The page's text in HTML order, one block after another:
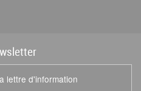
letter
lettre d'information